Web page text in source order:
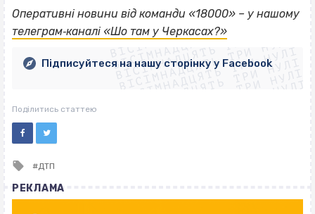
Оперативні новини від команди «18000» – у нашому
телеграм‐каналі «Шо там у Черкасах?»
ВІСІМНАДЦЯТЬ ТРИ НУЛІ
ВІСІМНАДЦЯТЬ ТРИ НУЛІ
ВІСІМНАДЦЯТЬ ТРИ НУЛІ
ВІСІМНАДЦЯТЬ ТРИ НУЛІ
ВІСІМНАДЦЯТЬ ТРИ НУЛІ
ВІСІМНАДЦЯТЬ ТРИ НУЛІ
ВІСІМНАДЦЯТЬ ТРИ НУЛІ
ВІСІМНАДЦЯТЬ ТРИ НУЛІ
Підписуйтеся на нашу сторінку у Facebook
Поділитись статтею
Tagged
ДТП
РЕКЛАМА